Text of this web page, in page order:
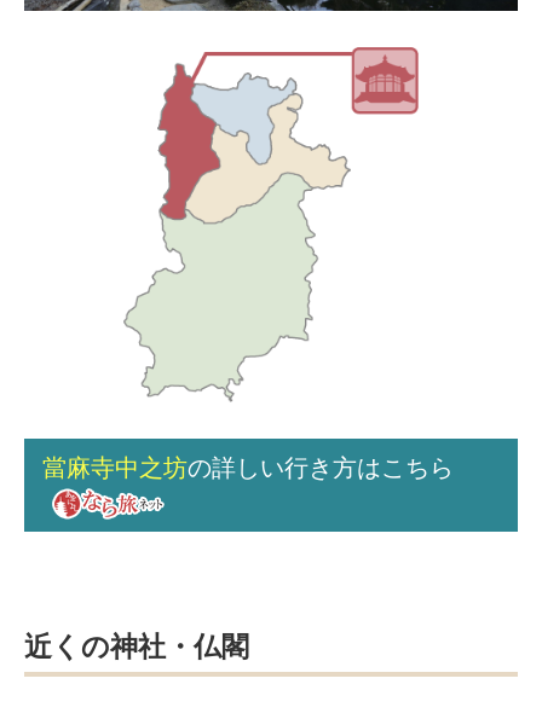
當麻寺中之坊の詳しい行き方はこちら
近くの神社・仏閣